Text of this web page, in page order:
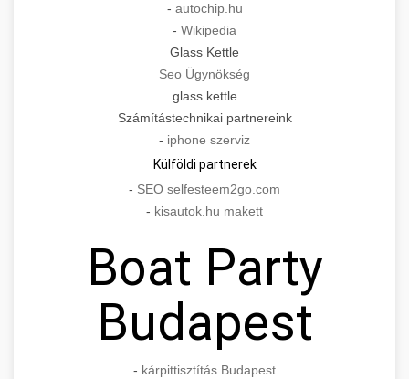
- autochip.hu
- Wikipedia
Glass Kettle
Seo Ügynökség
glass kettle
Számítástechnikai partnereink
- iphone szerviz
Külföldi partnerek
- SEO selfesteem2go.com
- kisautok.hu makett
Boat Party
Budapest
- kárpittisztítás Budapest